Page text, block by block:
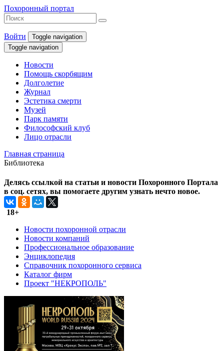
Похоронный портал
Войти
Toggle navigation
Toggle navigation
Новости
Помощь скорбящим
Долголетие
Журнал
Эстетика смерти
Музей
Парк памяти
Философский клуб
Лицо отрасли
Главная страница
Библиотека
Делясь ссылкой на статьи и новости Похоронного Портала
в соц. сетях, вы помогаете другим узнать нечто новое.
18+
Новости похоронной отрасли
Новости компаний
Профессиональное образование
Энциклопедия
Справочник похоронного сервиса
Каталог фирм
Проект "НЕКРОПОЛЬ"